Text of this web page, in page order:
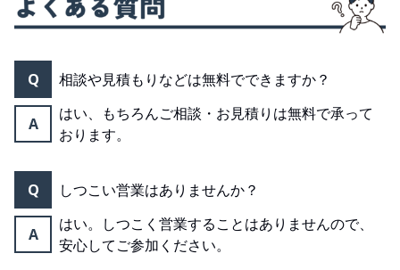
Q 相談や見積もりなどは無料でできますか？
A
はい、もちろんご相談・お見積りは無料で承って
おります。
Q しつこい営業はありませんか？
A
はい。しつこく営業することはありませんので、
安心してご参加ください。